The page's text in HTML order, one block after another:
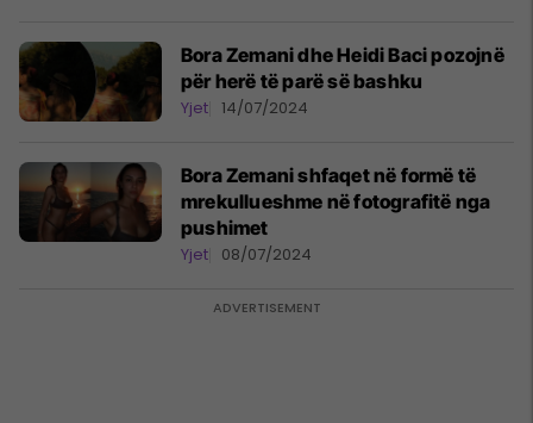
Bora Zemani dhe Heidi Baci pozojnë
për herë të parë së bashku
Yjet 14/07/2024
Bora Zemani shfaqet në formë të
mrekullueshme në fotografitë nga
pushimet
Yjet 08/07/2024